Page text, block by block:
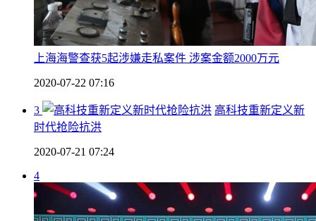
上海海警查获5起涉嫌走私案件 涉案金额2000万元
2020-07-22 07:16
3
高科技重新定义新
时代抢险抗洪
2020-07-21 07:24
4